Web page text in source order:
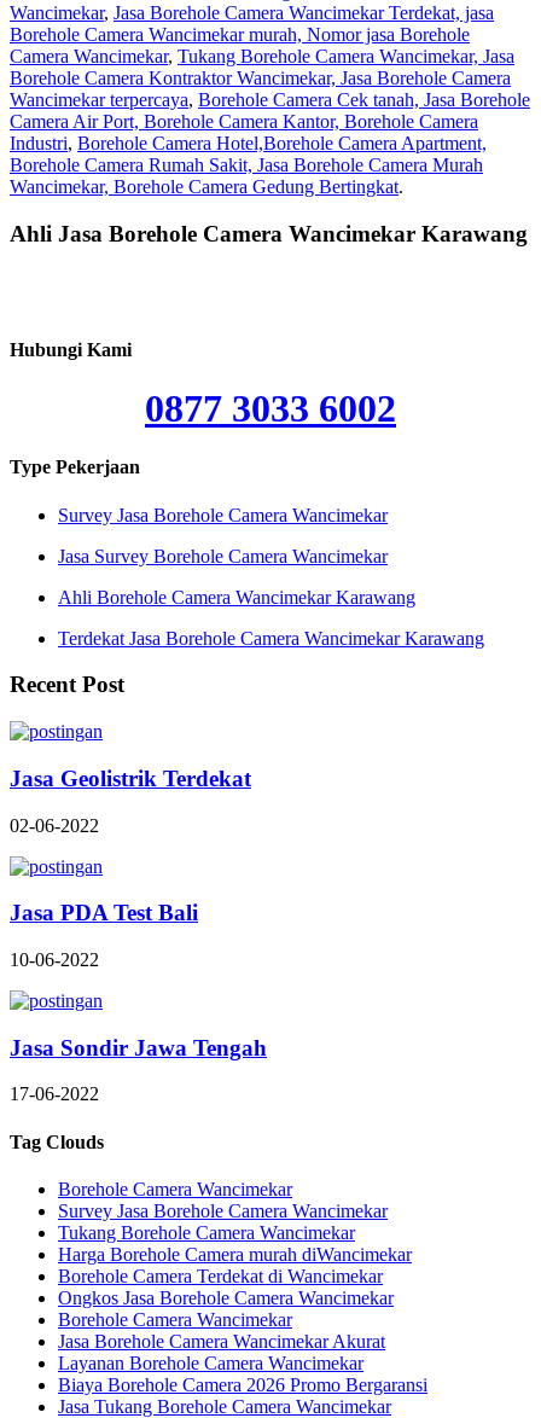
Wancimekar, Jasa Borehole Camera Wancimekar Terdekat, jasa
Borehole Camera Wancimekar murah, Nomor jasa Borehole
Camera Wancimekar, Tukang Borehole Camera Wancimekar, Jasa
Borehole Camera Kontraktor Wancimekar, Jasa Borehole Camera
Wancimekar terpercaya, Borehole Camera Cek tanah, Jasa Borehole
Camera Air Port, Borehole Camera Kantor, Borehole Camera
Industri, Borehole Camera Hotel,Borehole Camera Apartment,
Borehole Camera Rumah Sakit, Jasa Borehole Camera Murah
Wancimekar, Borehole Camera Gedung Bertingkat.
Ahli Jasa Borehole Camera Wancimekar Karawang
Hubungi Kami
0877 3033 6002
Type Pekerjaan
Survey Jasa Borehole Camera Wancimekar
Jasa Survey Borehole Camera Wancimekar
Ahli Borehole Camera Wancimekar Karawang
Terdekat Jasa Borehole Camera Wancimekar Karawang
Recent Post
Jasa Geolistrik Terdekat
02-06-2022
Jasa PDA Test Bali
10-06-2022
Jasa Sondir Jawa Tengah
17-06-2022
Tag Clouds
Borehole Camera Wancimekar
Survey Jasa Borehole Camera Wancimekar
Tukang Borehole Camera Wancimekar
Harga Borehole Camera murah diWancimekar
Borehole Camera Terdekat di Wancimekar
Ongkos Jasa Borehole Camera Wancimekar
Borehole Camera Wancimekar
Jasa Borehole Camera Wancimekar Akurat
Layanan Borehole Camera Wancimekar
Biaya Borehole Camera 2026 Promo Bergaransi
Jasa Tukang Borehole Camera Wancimekar